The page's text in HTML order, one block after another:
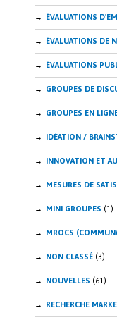
ÉVALUATIONS
ÉVALUATIONS DE
ÉVALUATIONS
GROUPES DE
GROUPES EN
IDÉATION /
INNOVATION ET
MESURES DE
MINI GROUPES (1)
MROCS
NON CLASSÉ (3)
NOUVELLES (61)
RECHERCHE